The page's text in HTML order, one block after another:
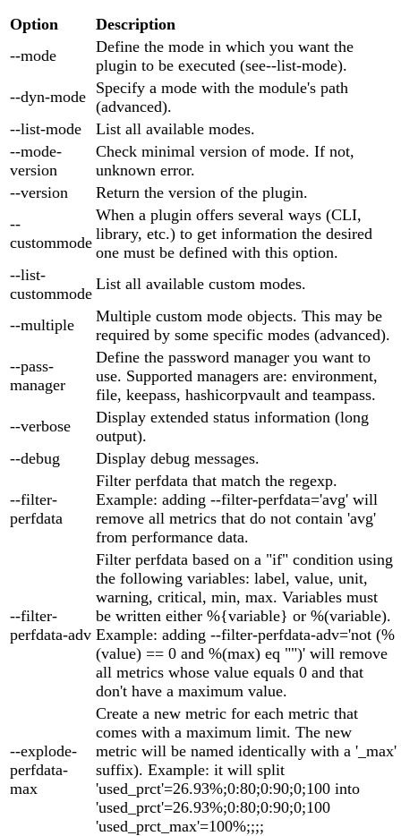
Option
Description
--mode
Define the mode in which you want the
plugin to be executed (see--list-mode).
--dyn-mode Specify a mode with the module's path
(advanced).
--list-mode
List all available modes.
--mode-
version
Check minimal version of mode. If not,
unknown error.
--version
Return the version of the plugin.
--
custommode
When a plugin offers several ways (CLI,
library, etc.) to get information the desired
one must be defined with this option.
--list-
custommode
List all available custom modes.
--multiple
Multiple custom mode objects. This may be
required by some specific modes (advanced).
--pass-
manager
Define the password manager you want to
use. Supported managers are: environment,
file, keepass, hashicorpvault and teampass.
--verbose
Display extended status information (long
output).
--debug
Display debug messages.
--filter-
perfdata
Filter perfdata that match the regexp.
Example: adding --filter-perfdata='avg' will
remove all metrics that do not contain 'avg'
from performance data.
--filter-
perfdata-adv
Filter perfdata based on a "if" condition using
the following variables: label, value, unit,
warning, critical, min, max. Variables must
be written either %{variable} or %(variable).
Example: adding --filter-perfdata-adv='not (%
(value) == 0 and %(max) eq "")' will remove
all metrics whose value equals 0 and that
don't have a maximum value.
--explode-
perfdata-
max
Create a new metric for each metric that
comes with a maximum limit. The new
metric will be named identically with a '_max'
suffix). Example: it will split
'used_prct'=26.93%;0:80;0:90;0;100 into
'used_prct'=26.93%;0:80;0:90;0;100
'used_prct_max'=100%;;;;